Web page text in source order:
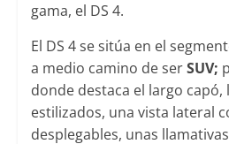
gama, el DS 4.
El DS 4 se sitúa en el
a medio camino de serSUV;
donde destaca el largo capó,
estilizados, una vista lateral
desplegables, unas